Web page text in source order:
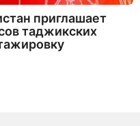
приглашает
таджикских